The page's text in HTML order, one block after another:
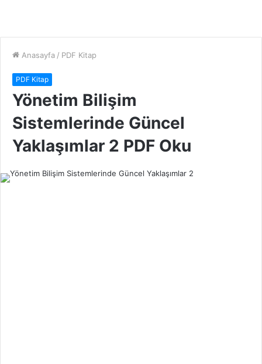
Anasayfa / PDF Kitap
PDF Kitap
Yönetim Bilişim
Sistemlerinde Güncel
Yaklaşımlar 2 PDF Oku